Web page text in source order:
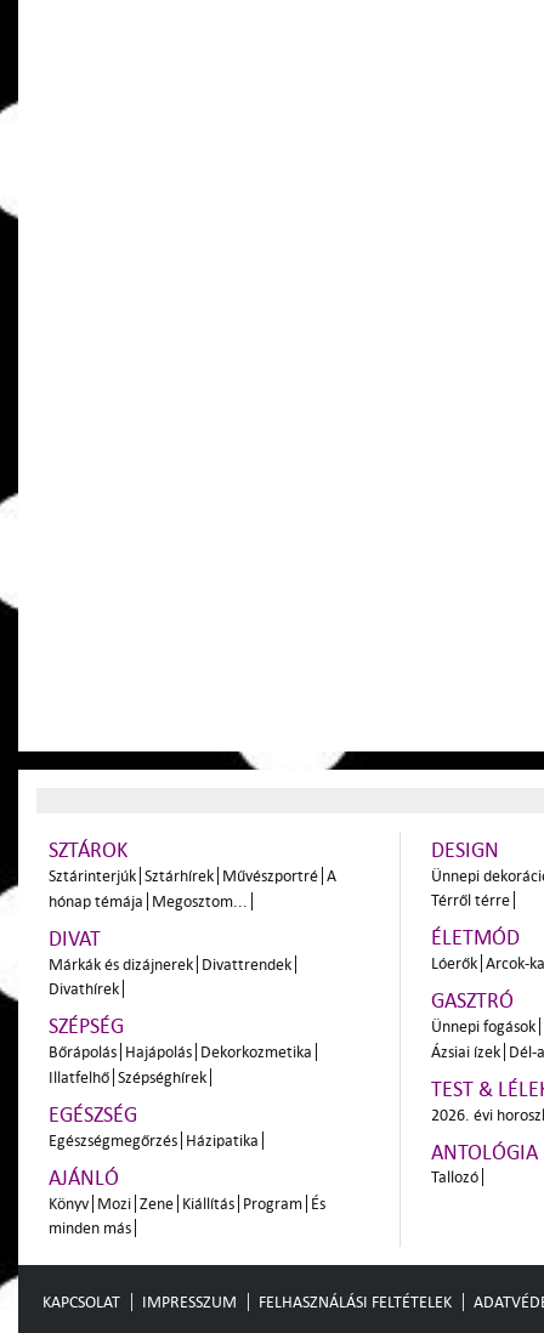
SZTÁROK
Sztárinterjúk Sztárhírek Művészportré A
hónap témája Megosztom...
DIVAT
Márkák és dizájnerek Divattrendek
Divathírek
SZÉPSÉG
Bőrápolás Hajápolás Dekorkozmetika
Illatfelhő Szépséghírek
EGÉSZSÉG
Egészségmegőrzés Házipatika
AJÁNLÓ
Könyv Mozi Zene Kiállítás Program És
minden más
DESIGN
Ünnepi
Térről térre
ÉLETMÓD
Lóerők Arcok-
GASZTRÓ
Ünnepi fogások
Ázsiai ízek Dél-
TEST &
2026. évi
ANTOLÓGIA
Tallozó
KAPCSOLAT IMPRESSZUM FELHASZNÁLÁSI FELTÉTELEK